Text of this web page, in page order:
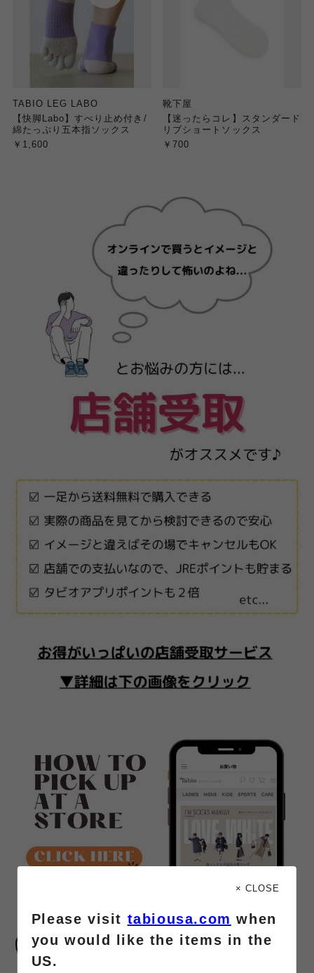
TABIO LEG LABO
【快脚Labo】すべり止め付き/
綿たっぷり五本指ソックス
￥1,600
靴下屋
【迷ったらコレ】スタンダード
リブショートソックス
￥700
× CLOSE
Please visit tabiousa.com when
you would like the items in the
US.